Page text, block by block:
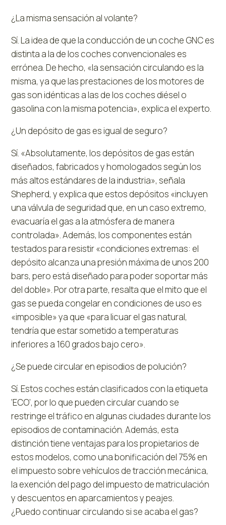
¿La misma sensación al volante?
Sí. La idea de que la conducción de un coche GNC es
distinta a la de los coches convencionales es
errónea. De hecho, «la sensación circulando es la
misma, ya que las prestaciones de los motores de
gas son idénticas a las de los coches diésel o
gasolina con la misma potencia», explica el experto.
¿Un depósito de gas es igual de seguro?
Sí. «Absolutamente, los depósitos de gas están
diseñados, fabricados y homologados según los
más altos estándares de la industria», señala
Shepherd, y explica que estos depósitos «incluyen
una válvula de seguridad que, en un caso extremo,
evacuaría el gas a la atmósfera de manera
controlada». Además, los componentes están
testados para resistir «condiciones extremas: el
depósito alcanza una presión máxima de unos 200
bars, pero está diseñado para poder soportar más
del doble». Por otra parte, resalta que el mito que el
gas se pueda congelar en condiciones de uso es
«imposible» ya que «para licuar el gas natural,
tendría que estar sometido a temperaturas
inferiores a 160 grados bajo cero».
¿Se puede circular en episodios de polución?
Sí. Estos coches están clasificados con la etiqueta
‘ECO’, por lo que pueden circular cuando se
restringe el tráfico en algunas ciudades durante los
episodios de contaminación. Además, esta
distinción tiene ventajas para los propietarios de
estos modelos, como una bonificación del 75% en
el impuesto sobre vehículos de tracción mecánica,
la exención del pago del impuesto de matriculación
y descuentos en aparcamientos y peajes.
¿Puedo continuar circulando si se acaba el gas?